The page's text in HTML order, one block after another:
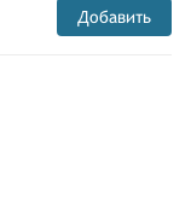
Добавить